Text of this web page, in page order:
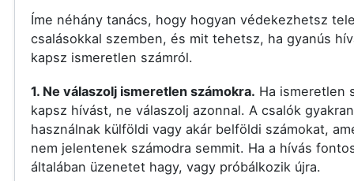
Íme néhány tanács, hogy hogyan védekezhetsz
csalásokkal szemben, és mit tehetsz, ha gyanús
kapsz ismeretlen számról.
1. Ne válaszolj ismeretlen számokra. Ha ismeretlen
kapsz hívást, ne válaszolj azonnal. A csalók gyakran
használnak külföldi vagy akár belföldi számokat,
nem jelentenek számodra semmit. Ha a hívás
általában üzenetet hagy, vagy próbálkozik újra.